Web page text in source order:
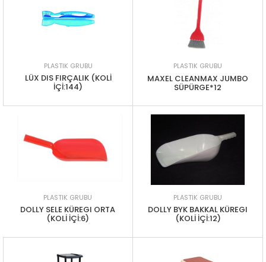
PLASTIK GRUBU
LÜX DIS FIRÇALIK (KOLİ
İÇİ:144)
PLASTIK GRUBU
MAXEL CLEANMAX JUMBO
SÜPÜRGE*12
PLASTIK GRUBU
DOLLY SELE KÜREGI ORTA
(KOLİ İÇİ:6)
PLASTIK GRUBU
DOLLY BYK BAKKAL KÜREGI
(KOLİ İÇİ:12)